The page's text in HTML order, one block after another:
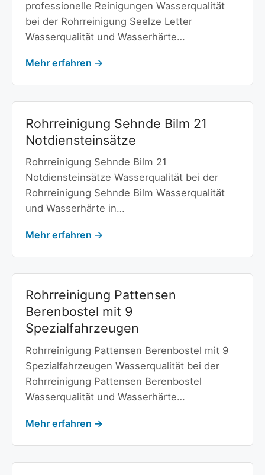
professionelle Reinigungen Wasserqualität
bei der Rohrreinigung Seelze Letter
Wasserqualität und Wasserhärte…
Mehr erfahren →
Rohrreinigung Sehnde Bilm 21
Notdiensteinsätze
Rohrreinigung Sehnde Bilm 21
Notdiensteinsätze Wasserqualität bei der
Rohrreinigung Sehnde Bilm Wasserqualität
und Wasserhärte in…
Mehr erfahren →
Rohrreinigung Pattensen
Berenbostel mit 9
Spezialfahrzeugen
Rohrreinigung Pattensen Berenbostel mit 9
Spezialfahrzeugen Wasserqualität bei der
Rohrreinigung Pattensen Berenbostel
Wasserqualität und Wasserhärte…
Mehr erfahren →